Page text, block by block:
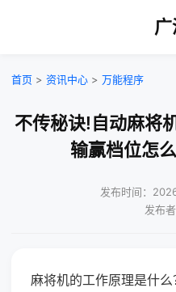
首页 > 资讯中心 > 万能程序
不传秘诀!自动麻将
输赢档位怎
发布时间：
发布
麻将机的工作原理是什